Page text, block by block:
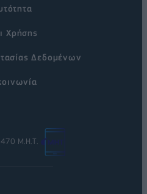
Χρήσης
Δεδομένων
Μ.Η.Τ.